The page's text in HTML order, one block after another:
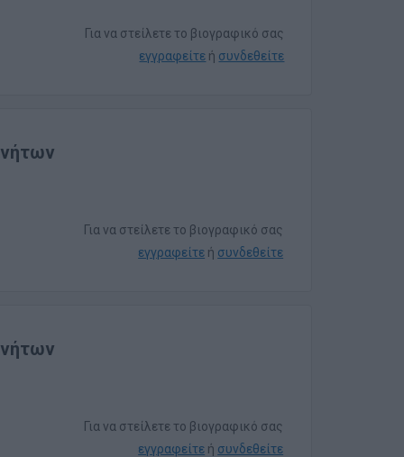
Για να στείλετε το βιογραφικό σας
εγγραφείτε ή συνδεθείτε
Για να στείλετε το βιογραφικό σας
εγγραφείτε ή συνδεθείτε
Για να στείλετε το βιογραφικό σας
εγγραφείτε ή συνδεθείτε